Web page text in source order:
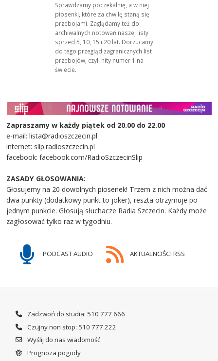
Sprawdzamy poczekalnię, a w niej
piosenki, które za chwilę staną się
przebojami. Zaglądamy też do
archiwalnych notowań naszej listy
sprzed 5, 10, 15 i 20 lat. Dorzucamy
do tego przegląd zagranicznych list
przebojów, czyli hity numer 1 na
świecie.
Zapraszamy w każdy piątek od 20.00 do 22.00
e-mail: lista@radioszczecin.pl
internet: slip.radioszczecin.pl
facebook: facebook.com/RadioSzczecinSlip
ZASADY GŁOSOWANIA:
Głosujemy na 20 dowolnych piosenek! Trzem z nich można dać
dwa punkty (dodatkowy punkt to joker), reszta otrzymuje po
jednym punkcie. Głosują słuchacze Radia Szczecin. Każdy może
zagłosować tylko raz w tygodniu.
PODCAST AUDIO AKTUALNOŚCI RSS
Zadzwoń do studia: 510 777 666
Czujny non stop: 510 777 222
Wyślij do nas wiadomość
Prognoza pogody